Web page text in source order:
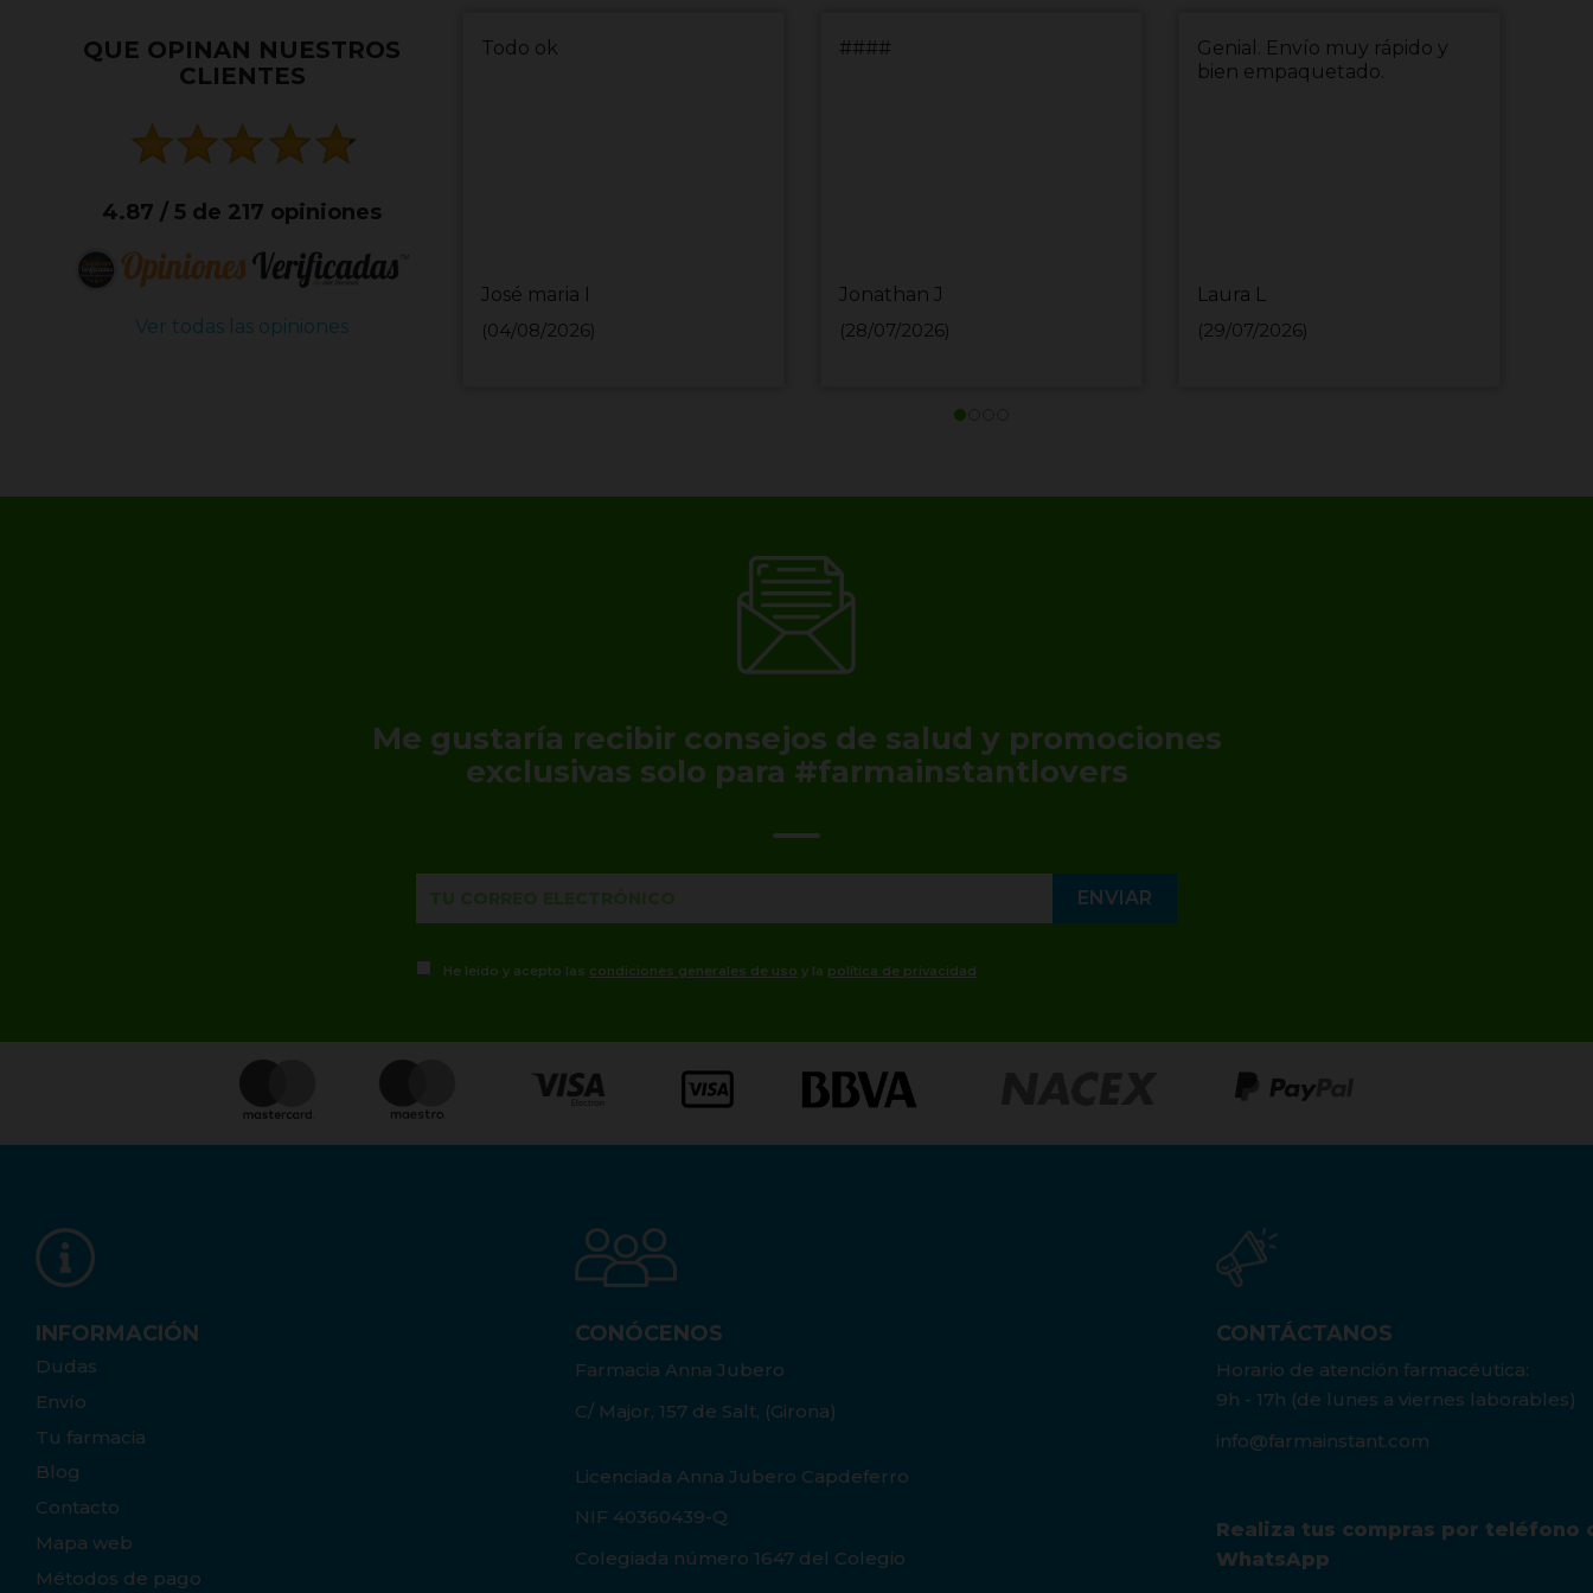
QUE OPINAN NUESTROS
CLIENTES
4.87 / 5 de 217 opiniones
Ver todas las opiniones
Todo ok
José maria I
(04/08/2026)
####
Jonathan J
(28/07/2026)
Genial. Envío muy rápido y
bien empaquetado.
Laura L
(29/07/2026)
Me gustaría recibir consejos de salud y promociones
exclusivas solo para #farmainstantlovers
He leído y acepto las condiciones generales de uso y la política de privacidad
INFORMACIÓN
Dudas
Envío
Tu farmacia
Blog
Contacto
Mapa web
Métodos de pago
CONÓCENOS
Farmacia Anna Jubero
C/ Major, 157 de Salt, (Girona)
Licenciada Anna Jubero Capdeferro
NIF 40360439-Q
Colegiada número 1647 del Colegio
CONTÁCTANOS
Horario de atención farmacéutica:
9h - 17h (de lunes a viernes laborables)
info@farmainstant.com
Realiza tus compras por teléfono
WhatsApp